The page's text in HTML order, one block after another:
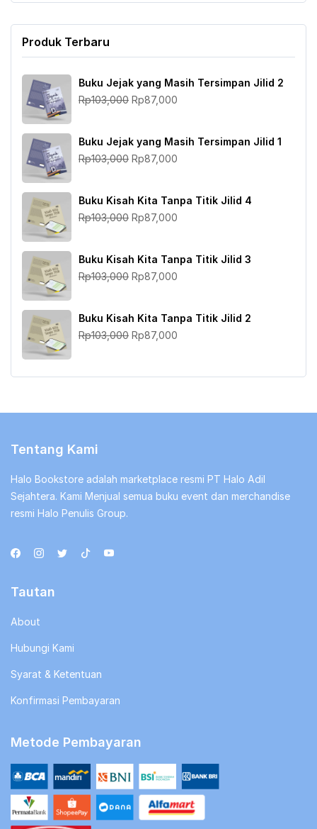
Produk Terbaru
Buku Jejak yang Masih Tersimpan Jilid 2
Rp103,000 Harga
Rp103,000.
Rp87,000
Buku Jejak yang Masih Tersimpan Jilid 1
Rp103,000 Harga
Rp103,000.
Rp87,000
adalah:
Buku Kisah Kita Tanpa Titik Jilid 4
Rp103,000 Harga
Rp103,000.
Rp87,000
adalah:
Buku Kisah Kita Tanpa Titik Jilid 3
Rp103,000 Harga
Rp103,000.
Rp87,000
adalah:
Buku Kisah Kita Tanpa Titik Jilid 2
Rp103,000 Harga
Rp87,000
Tentang Kami
Halo Bookstore adalah marketplace resmi PT Halo Adil
Sejahtera. Kami Menjual semua buku event dan merchandise
resmi Halo Penulis Group.
Tautan
About
Hubungi Kami
Syarat & Ketentuan
Konfirmasi Pembayaran
Metode Pembayaran